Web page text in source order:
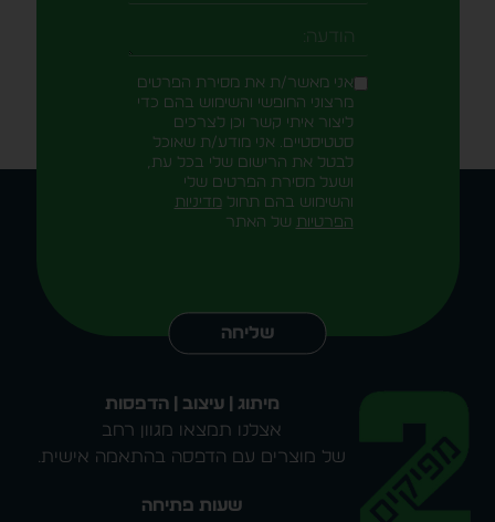
אני מאשר/ת את מסירת הפרטים
מרצוני החופשי והשימוש בהם כדי
ליצור איתי קשר וכן לצרכים
סטטיסטיים. אני מודע/ת שאוכל
לבטל את הרישום שלי בכל עת,
ושעל מסירת הפרטים שלי
והשימוש בהם תחול מדיניות
הפרטיות של האתר
שליחה
מיתוג | עיצוב | הדפסות
אצלנו תמצאו מגוון רחב
של מוצרים עם הדפסה בהתאמה אישית.
שעות פתיחה